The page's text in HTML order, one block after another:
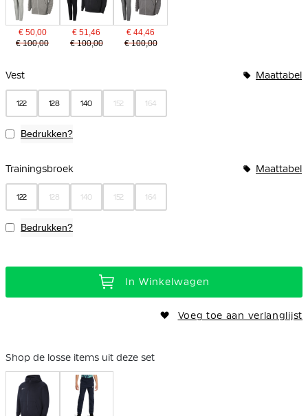
€ 50,00
€ 100,00
€ 51,46
€ 100,00
€ 44,46
€ 100,00
Vest Maattabel
122 128 140 152 164
Bedrukken?
Trainingsbroek Maattabel
122 128 140 152 164
Bedrukken?
In Winkelwagen
Voeg toe aan verlanglijst
Shop de losse items uit deze set